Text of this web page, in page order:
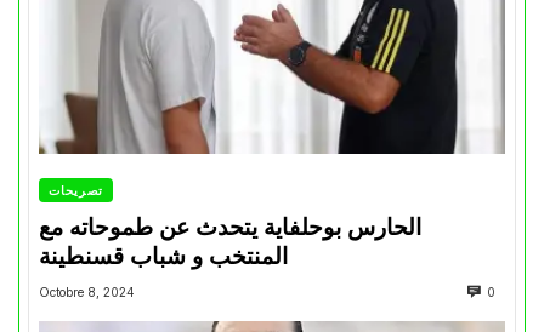
تصريحات
الحارس بوحلفاية يتحدث عن طموحاته مع
المنتخب و شباب قسنطينة
Octobre 8, 2024 0